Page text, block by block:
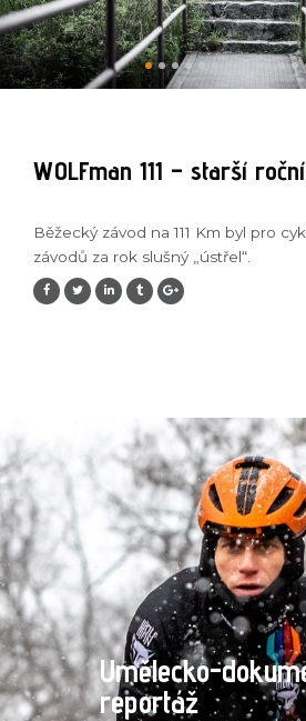
WOLFman 111 – starší
Běžecký závod na 111 Km byl pro
závodů za rok slušný „ústřel“.
Umělecko-
reportáž